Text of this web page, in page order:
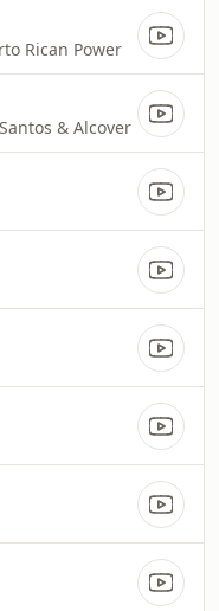
Rican Power
& Alcover